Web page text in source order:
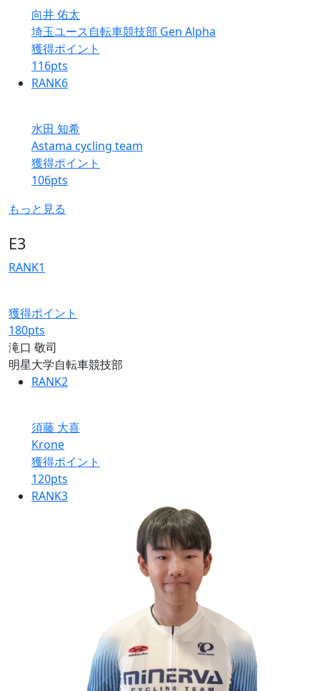
向井 佑太
埼玉ユース自転車競技部 Gen Alpha
獲得ポイント
116pts
RANK6
水田 知希
Astama cycling team
獲得ポイント
106pts
もっと見る
E3
RANK1
獲得ポイント
180pts
滝口 敬司
明星大学自転車競技部
RANK2
須藤 大喜
Krone
獲得ポイント
120pts
RANK3